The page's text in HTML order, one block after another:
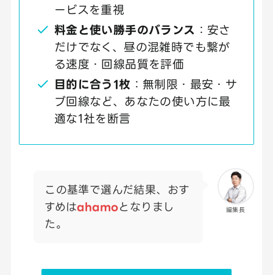
ービスを重視
料金と使い勝手のバランス ：安さ
だけでなく、昼の混雑時でも繋が
る速度・回線品質を評価
目的に合う1枚 ：無制限・最安・サ
ブ回線など、あなたの使い方に最
適な1社を断言
編集長
この基準で選んだ結果、おす
すめはahamoとなりまし
た。